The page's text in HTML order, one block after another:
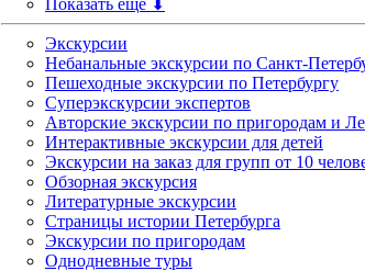
Показать еще ⬇
Экскурсии
Небанальные экскурсии по Санкт-
Пешеходные экскурсии по Петербургу
Суперэкскурсии экспертов
Авторские экскурсии по пригородам и
Интерактивные экскурсии для детей
Экскурсии на заказ для групп от 10
Обзорная экскурсия
Литературные экскурсии
Страницы истории Петербурга
Экскурсии по пригородам
Однодневные туры